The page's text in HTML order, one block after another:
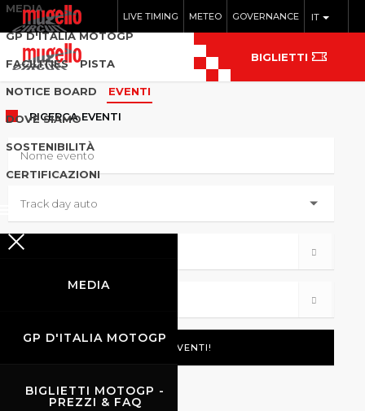
IT
LIVE TIMING METEO GOVERNANCE
MEDIA
GP D'ITALIA MOTOGP
FACILITIES PISTA
NOTICE BOARD EVENTI
DOVE SIAMO
SOSTENIBILITÀ
CERTIFICAZIONI
MEDIA
GP D'ITALIA MOTOGP
BIGLIETTI MOTOGP -
PREZZI & FAQ
BIGLIETTI
RICERCAEVENTI